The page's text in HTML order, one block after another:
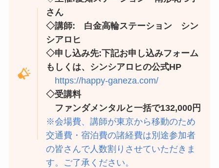
さん
◇講師: 白金高輪ステーション
シン
シアロヒ
◇申し込み先:下記お申し込みフォーム
もしくは、シンシアロヒの公式HP
https://happy-ganeza.com/
◇受講料
ファンダメンタルと一括で132,000円
※会場費、講師が東京から移動のため
交通費・宿泊費の諸経費は別途参加者
の皆さんで人数割りさせていただきま
す。ご了承ください。